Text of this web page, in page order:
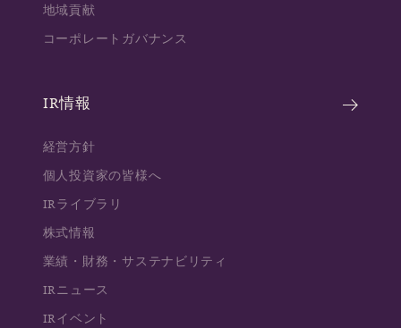
地域貢献
コーポレートガバナンス
IR情報
経営方針
個人投資家の皆様へ
IRライブラリ
株式情報
業績・財務・サステナビリティ
IRニュース
IRイベント